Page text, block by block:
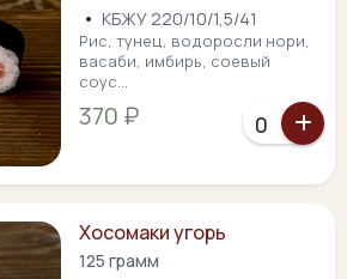
• КБЖУ 220/10/1,5/41
Рис, тунец, водоросли нори,
васаби, имбирь, соевый
соус...
370 ₽
Хосомаки угорь
125 грамм